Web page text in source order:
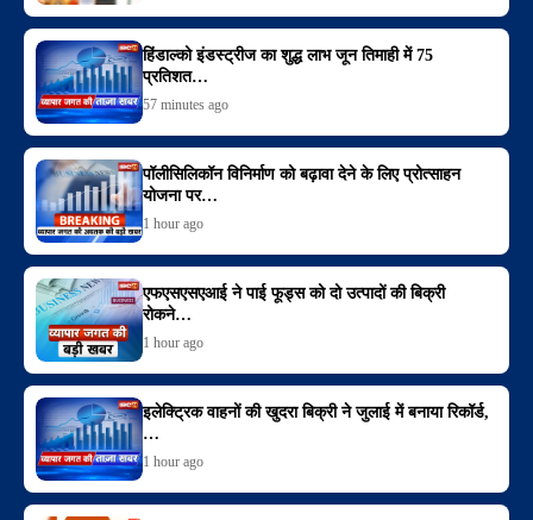
हिंडाल्को इंडस्ट्रीज का शुद्ध लाभ जून तिमाही में 75
प्रतिशत…
57 minutes ago
पॉलीसिलिकॉन विनिर्माण को बढ़ावा देने के लिए प्रोत्साहन
योजना पर…
1 hour ago
एफएसएसएआई ने पाई फूड्स को दो उत्पादों की बिक्री
रोकने…
1 hour ago
इलेक्ट्रिक वाहनों की खुदरा बिक्री ने जुलाई में बनाया रिकॉर्ड,
…
1 hour ago